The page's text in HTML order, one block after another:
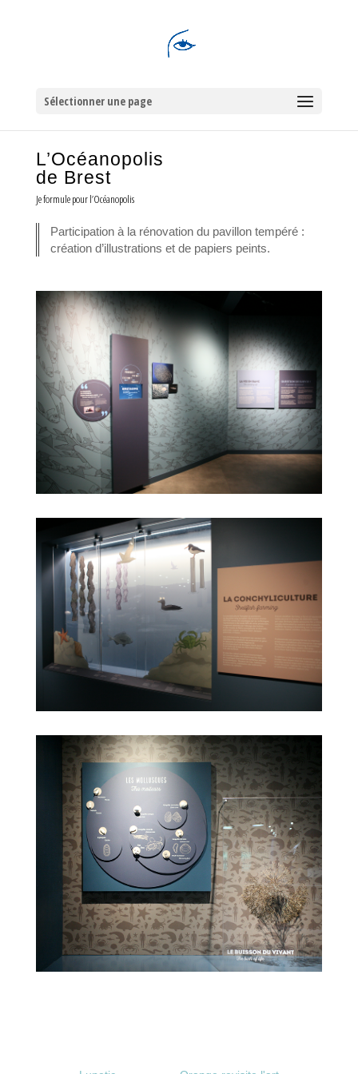
Sélectionner une page
L’Océanopolis
de Brest
Je formule pour l’Océanopolis
Participation à la rénovation du pavillon tempéré :
création d’illustrations et de papiers peints.